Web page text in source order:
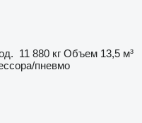
11 880 кг Объем 13,5 м³
пневмо